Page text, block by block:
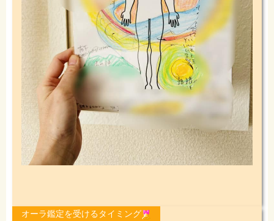
オーラ鑑定を受けるタイミング